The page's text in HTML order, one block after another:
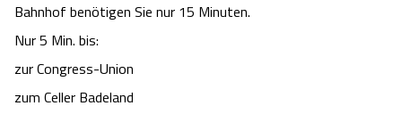
Bahnhof benötigen Sie nur 15 Minuten.
Nur 5 Min. bis:
zur Congress-Union
zum Celler Badeland